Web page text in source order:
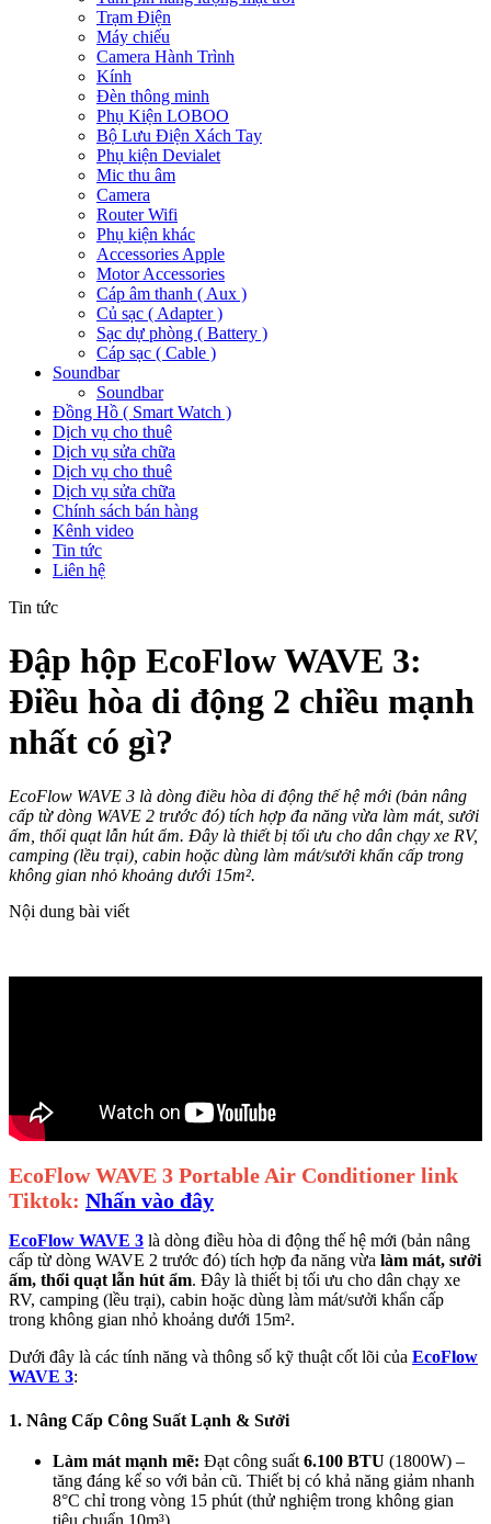
Trạm Điện
Máy chiếu
Camera Hành Trình
Kính
Đèn thông minh
Phụ Kiện LOBOO
Bộ Lưu Điện Xách Tay
Phụ kiện Devialet
Mic thu âm
Camera
Router Wifi
Phụ kiện khác
Accessories Apple
Motor Accessories
Cáp âm thanh ( Aux )
Củ sạc ( Adapter )
Sạc dự phòng ( Battery )
Cáp sạc ( Cable )
Soundbar
Soundbar
Đồng Hồ ( Smart Watch )
Dịch vụ cho thuê
Dịch vụ sửa chữa
Dịch vụ cho thuê
Dịch vụ sửa chữa
Chính sách bán hàng
Kênh video
Tin tức
Liên hệ
Tin tức
Đập hộp EcoFlow WAVE 3:
Điều hòa di động 2 chiều mạnh
nhất có gì?
EcoFlow WAVE 3 là dòng điều hòa di động thế hệ mới (bản nâng
cấp từ dòng WAVE 2 trước đó) tích hợp đa năng vừa làm mát, sưởi
ấm, thổi quạt lẫn hút ẩm. Đây là thiết bị tối ưu cho dân chạy xe RV,
camping (lều trại), cabin hoặc dùng làm mát/sưởi khẩn cấp trong
không gian nhỏ khoảng dưới 15m².
Nội dung bài viết
EcoFlow WAVE 3 Portable Air Conditioner link
Tiktok: Nhấn vào đây
EcoFlow WAVE 3 là dòng điều hòa di động thế hệ mới (bản nâng
cấp từ dòng WAVE 2 trước đó) tích hợp đa năng vừa làm mát, sưởi
ấm, thổi quạt lẫn hút ẩm. Đây là thiết bị tối ưu cho dân chạy xe
RV, camping (lều trại), cabin hoặc dùng làm mát/sưởi khẩn cấp
trong không gian nhỏ khoảng dưới 15m².
Dưới đây là các tính năng và thông số kỹ thuật cốt lõi của EcoFlow
WAVE 3:
1. Nâng Cấp Công Suất Lạnh & Sưởi
Làm mát mạnh mẽ: Đạt công suất 6.100 BTU (1800W) –
tăng đáng kể so với bản cũ. Thiết bị có khả năng giảm nhanh
8°C chỉ trong vòng 15 phút (thử nghiệm trong không gian